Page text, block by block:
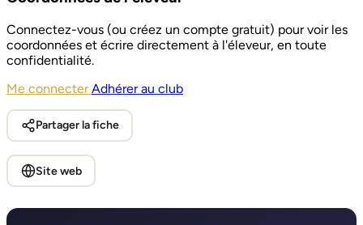
Connectez-vous (ou créez un compte gratuit) pour voir les
coordonnées et écrire directement à l'éleveur, en toute
confidentialité.
Me connecterAdhérer au club
Partager la fiche
Site web